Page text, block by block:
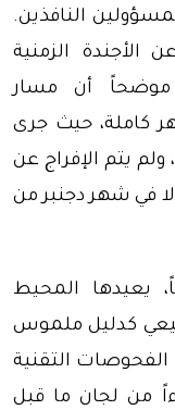
النافذين.
الزمنية
موضحاً أن مسار
كاملة، حيث جرى
ولم يتم الإفراج عن
في شهر دجنبر من
يعيدها المحيط
كدليل ملموس
التقنية
من لجان ما قبل